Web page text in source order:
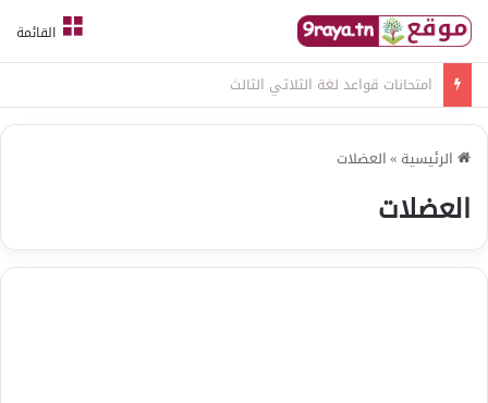
القائمة
امتحانات قواعد لغة الثلاثي الثالث
الرئيسية »العضلات
العضلات